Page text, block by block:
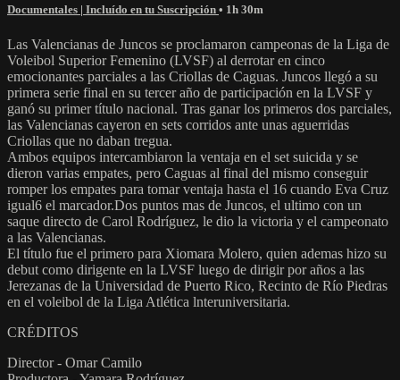
Documentales | Incluído en tu Suscripción • 1h 30m
Las Valencianas de Juncos se proclamaron campeonas de la Liga de
Voleibol Superior Femenino (LVSF) al derrotar en cinco
emocionantes parciales a las Criollas de Caguas. Juncos llegó a su
primera serie final en su tercer año de participación en la LVSF y
ganó su primer título nacional. Tras ganar los primeros dos parciales,
las Valencianas cayeron en sets corridos ante unas aguerridas
Criollas que no daban tregua.
Ambos equipos intercambiaron la ventaja en el set suicida y se
dieron varias empates, pero Caguas al final del mismo conseguir
romper los empates para tomar ventaja hasta el 16 cuando Eva Cruz
igual6 el marcador.Dos puntos mas de Juncos, el ultimo con un
saque directo de Carol Rodríguez, le dio la victoria y el campeonato
a las Valencianas.
El título fue el primero para Xiomara Molero, quien ademas hizo su
debut como dirigente en la LVSF luego de dirigir por años a las
Jerezanas de la Uni­versidad de Puerto Rico, Recinto de Río Piedras
en el voleibol de la Liga Atlética lnteruniversitaria.
CRÉDITOS
Director - Omar Camilo